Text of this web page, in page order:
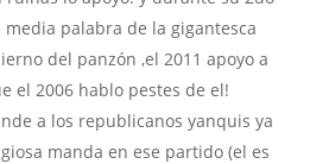
palabra de la gigantesca
del panzón ,el 2011 apoyo a
el 2006 hablo pestes de el!
a los republicanos yanquis ya
manda en ese partido (el es